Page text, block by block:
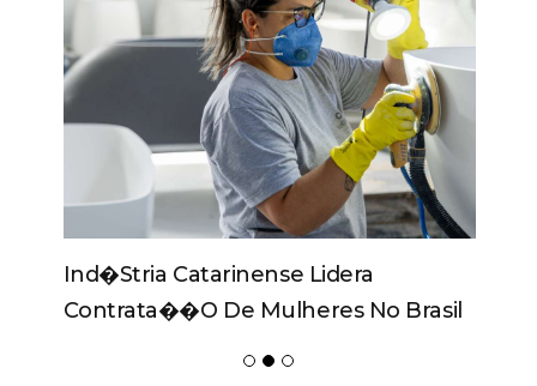
Ind�stria Catarinense Lidera
Contrata��o De Mulheres No Brasil